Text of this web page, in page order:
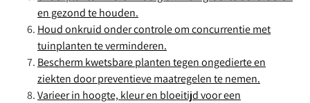
en gezond te houden.
Houd onkruid onder controle om concurrentie met
tuinplanten te verminderen.
Bescherm kwetsbare planten tegen ongedierte en
ziekten door preventieve maatregelen te nemen.
Varieer in hoogte, kleur en bloeitijd voor een